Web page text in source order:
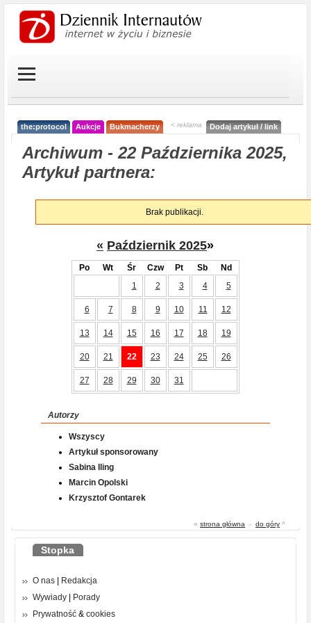
the:protocol Aukcje Bukmacherzy < reklama Dodaj artykuł / link
Archiwum - 22 Października 2025,
Artykuł partnera:
Brak publikacji.
« Październik 2025»
Po Wt Śr Czw Pt Sb
Nd
1
2 3 4 5
6 7 8 9 10 11 12
13 14 15 16 17 18 19
20 21 22 23 24 25 26
27 28 29 30 31
Autorzy
Wszyscy
Artykuł sponsorowany
Sabina Iling
Marcin Opolski
Krzysztof Gontarek
« strona główna - do góry ^
Stopka
O nas
Redakcja
Wywiady
Porady
Prywatność & cookies